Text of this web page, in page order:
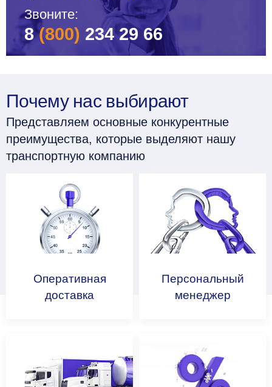
Звоните:
8(800) 234 29 66
Почему нас выбирают
Представляем основные конкурентные
преимущества, которые выделяют нашу
транспортную компанию
Оперативная
доставка
Персональный
менеджер